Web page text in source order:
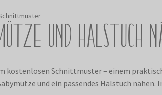
und Halstuch
kostenlosen Schnittmuster – einem
und ein passendes Halstuch